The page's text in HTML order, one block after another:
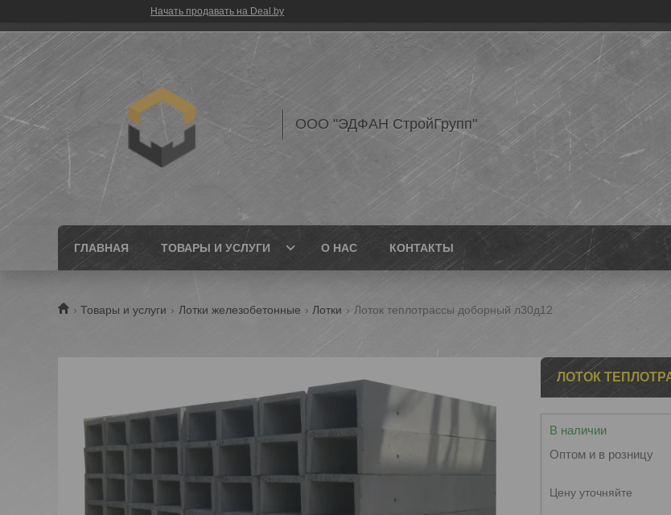
Начать продавать на Deal.by
ООО "ЭДФАН СтройГрупп"
ГЛАВНАЯ ТОВАРЫ И УСЛУГИ О НАС КОНТАКТЫ
Товары и услуги Лотки железобетонные Лотки Лоток теплотрассы доборный л30д12
ЛОТОК
В наличии
Оптом и в розницу
Цену уточняйте